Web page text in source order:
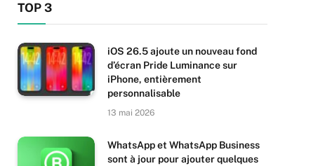
TOP 3
iOS 26.5 ajoute un nouveau fond
d’écran Pride Luminance sur
iPhone, entièrement
personnalisable
13 mai 2026
WhatsApp et WhatsApp Business
sont à jour pour ajouter quelques